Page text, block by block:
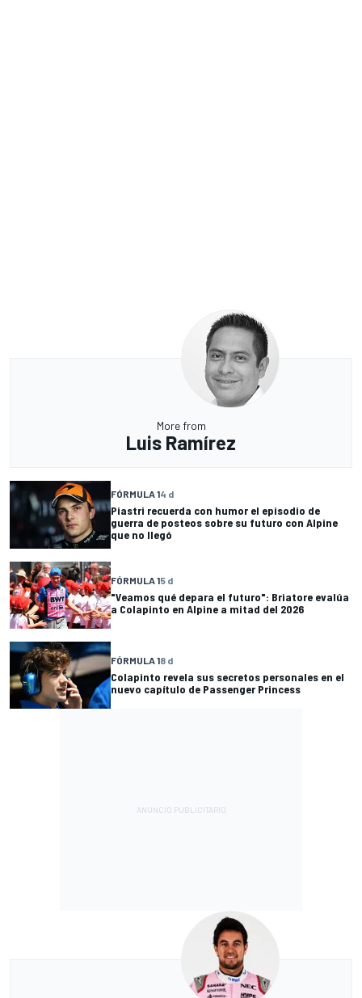
More from
Luis Ramírez
FÓRMULA 14 d
Piastri recuerda con humor el episodio de
guerra de posteos sobre su futuro con Alpine
que no llegó
FÓRMULA 15 d
"Veamos qué depara el futuro": Briatore evalúa
a Colapinto en Alpine a mitad del 2026
FÓRMULA 18 d
Colapinto revela sus secretos personales en el
nuevo capítulo de Passenger Princess